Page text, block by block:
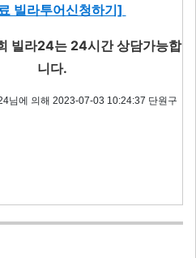
빌라투어신청하기]
빌라24는 24시간 상담가능합
니다.
님에 의해 2023-07-03 10:24:37 단원구